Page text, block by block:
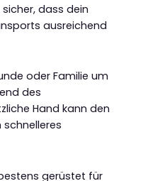
dass dein
ausreichend
oder Familie um
des
Hand kann den
schnelleres
gerüstet für